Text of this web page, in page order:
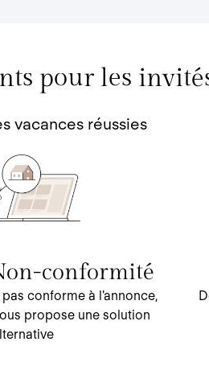
pour les
vacances réussies
conformité
conforme à l'annonce,
propose une solution